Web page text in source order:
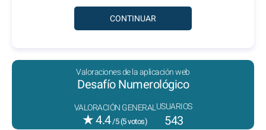
Valoraciones de la aplicación web
Desafío Numerológico
VALORACIÓN GENERAL
★4.4/5 (5votos)
USUARIOS
543